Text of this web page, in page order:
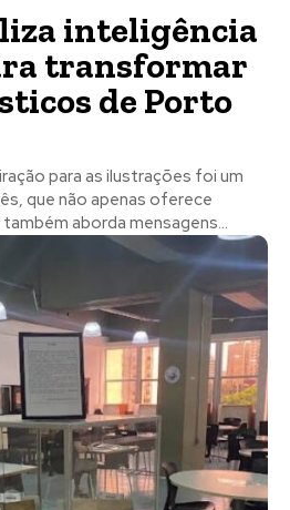
inteligência
transformar
de Porto
para as ilustrações foi um
que não apenas oferece
aborda mensagens...